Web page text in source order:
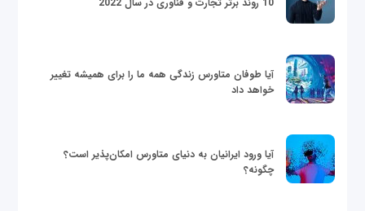
آیا طوفان متاورس زندگی همه ما را برای همیشه تغییر
خواهد داد
آیا ورود ایرانیان به دنیای متاورس امکان‌پذیر است؟
چگونه؟